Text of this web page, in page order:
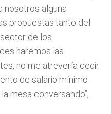
nosotros alguna
propuestas tanto del
de los
haremos las
no me atrevería decir
de salario mínimo
mesa conversando”,